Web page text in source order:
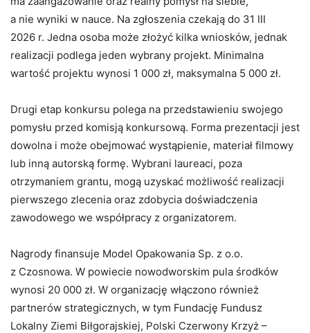
a nie wyniki w nauce. Na zgłoszenia czekają do 31 III
2026 r. Jedna osoba może złożyć kilka wniosków, jednak
realizacji podlega jeden wybrany projekt. Minimalna
wartość projektu wynosi 1 000 zł, maksymalna 5 000 zł.
Drugi etap konkursu polega na przedstawieniu swojego
pomysłu przed komisją konkursową. Forma prezentacji jest
dowolna i może obejmować wystąpienie, materiał filmowy
lub inną autorską formę. Wybrani laureaci, poza
otrzymaniem grantu, mogą uzyskać możliwość realizacji
pierwszego zlecenia oraz zdobycia doświadczenia
zawodowego we współpracy z organizatorem.
Nagrody finansuje Model Opakowania Sp. z o.o.
z Czosnowa. W powiecie nowodworskim pula środków
wynosi 20 000 zł. W organizację włączono również
partnerów strategicznych, w tym Fundację Fundusz
Lokalny Ziemi Biłgorajskiej, Polski Czerwony Krzyż –